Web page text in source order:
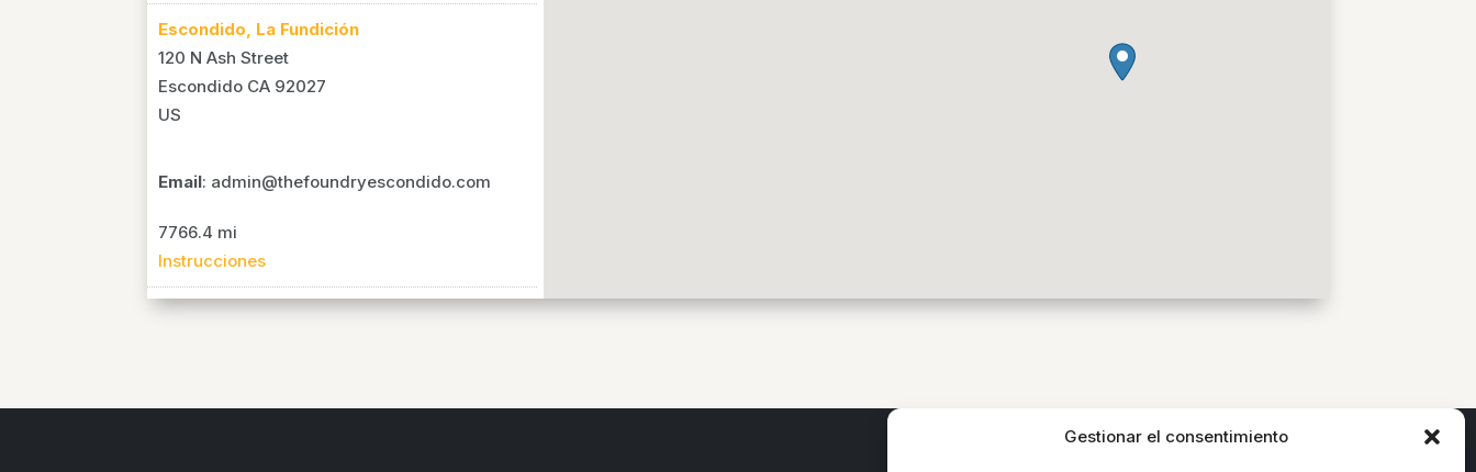
Gestionar el consentimiento
Escondido, La Fundición
120 N Ash Street
Escondido CA 92027
US
Email: admin@thefoundryescondido.com
7766.4 mi
Instrucciones
Murrieta, Iglesia Centerpoint